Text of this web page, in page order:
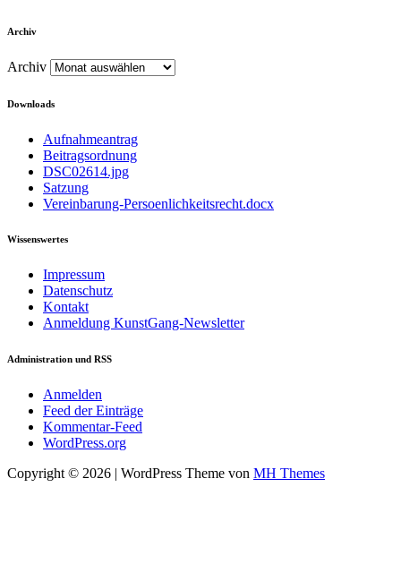
Archiv
Archiv
Downloads
Aufnahmeantrag
Beitragsordnung
DSC02614.jpg
Satzung
Vereinbarung-Persoenlichkeitsrecht.docx
Wissenswertes
Impressum
Datenschutz
Kontakt
Anmeldung KunstGang-Newsletter
Administration und RSS
Anmelden
Feed der Einträge
Kommentar-Feed
WordPress.org
Copyright © 2026 | WordPress Theme von MH Themes